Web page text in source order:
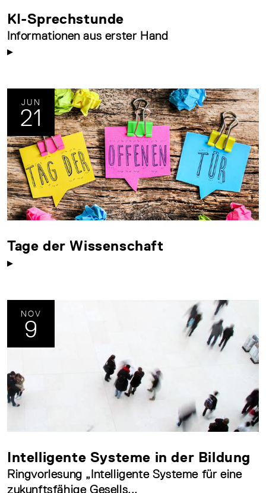
KI-Sprechstunde
Informationen aus erster Hand
JUN
21
Tage der Wissenschaft
NOV
9
Intelligente Systeme in der Bildung
Ringvorlesung „Intelligente Systeme für eine
zukunftsfähige Gesells...